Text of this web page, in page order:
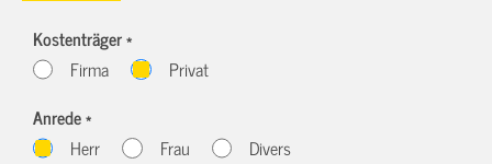
Kostenträger *
Firma
Privat
Anrede *
Herr
Frau Divers